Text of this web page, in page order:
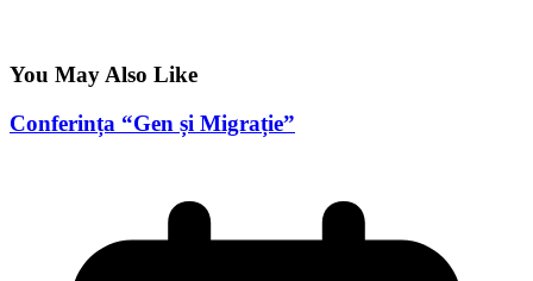
You May Also Like
Conferința “Gen și Migrație”